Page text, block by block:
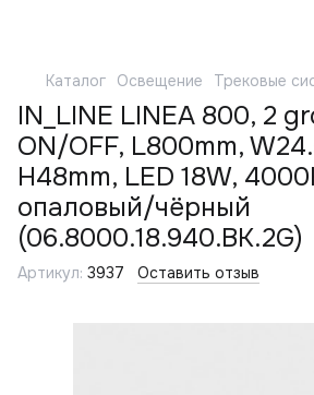
Каталог Освещение Трековые
IN_LINE LINEA 800, 2
ON/OFF, L800mm,
H48mm, LED 18W,
опаловый/чёрный
(06.8000.18.940.BK.2G)
Артикул: 3937 Оставить отзыв